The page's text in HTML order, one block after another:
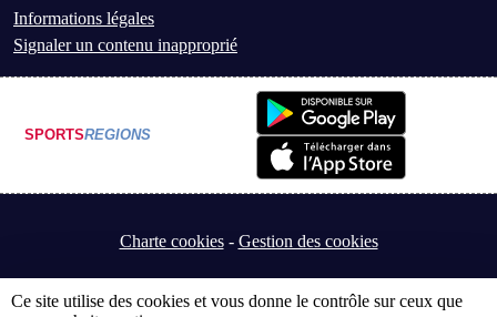
Informations légales
Signaler un contenu inapproprié
SPORTSREGIONS
Charte cookies Gestion des cookies
Ce site utilise des cookies et vous donne le contrôle sur ceux que